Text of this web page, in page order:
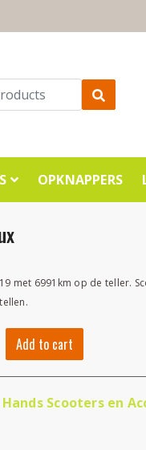
OPKNAPPERS
met 6991km op de teller.
Add to cart
Hands Scooters en